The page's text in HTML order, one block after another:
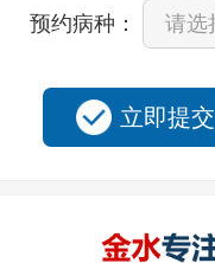
预约病种：
立即提交